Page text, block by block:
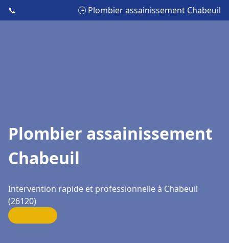
📞 🕒 Plombier assainissement Chabeuil
Plombier assainissement
Chabeuil
Intervention rapide et professionnelle à Chabeuil
(26120)